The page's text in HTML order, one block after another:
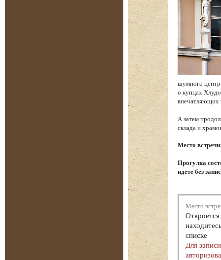
шумного
о купцах
впечатляющих
А затем
склада и
Место
Прогулка
идете без
Место
списке
Для